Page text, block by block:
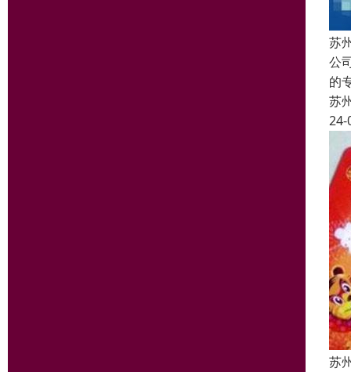
苏
公
的
苏
24-
苏